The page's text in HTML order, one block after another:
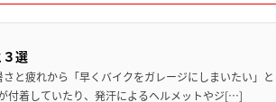
選
と疲れから「早くバイクをガレージにしまいたい」と
付着していたり、発汗によるヘルメットやジ[…]